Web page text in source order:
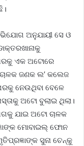
ଅନୁଯାୟୀ ସେ ଓ
ଏକ ଅଟୋରେ
ଜଣକ ଲ’ କଲେଜ
ନେଉଥିବା ବେଳେ
ଅଟୋ ବୁଲାଇ ଥିଲା।
ଯାଇ ଅଟୋ ଚାଳକ
ମୋବାଇଲ୍ ଫୋନ
ସୁନା ଚେନ୍କୁ